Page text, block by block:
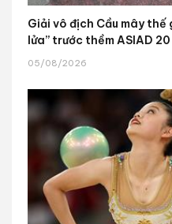
Giải vô địch Cầu mây
lửa” trước thềm ASIAD
05/08/2026